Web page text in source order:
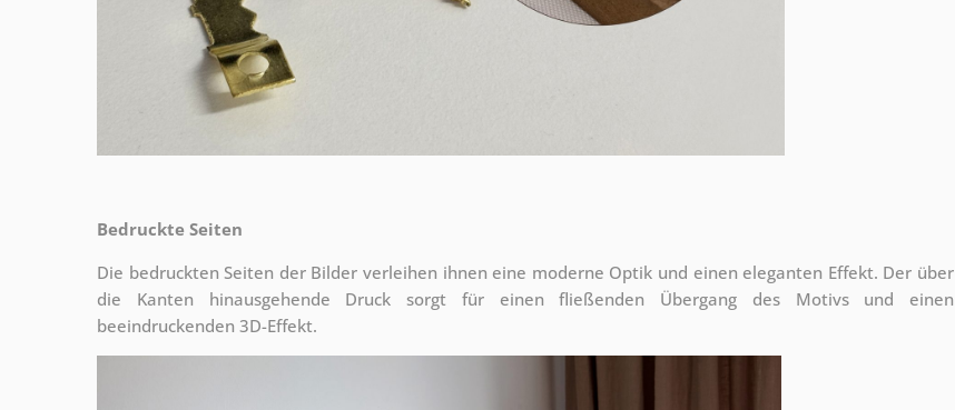
Bedruckte Seiten
Die bedruckten Seiten der Bilder verleihen ihnen eine moderne Optik und einen eleganten Effekt. Der über
die Kanten hinausgehende Druck sorgt für einen fließenden Übergang des Motivs und einen
beeindruckenden 3D-Effekt.